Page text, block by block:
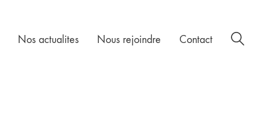
Nos actualites Nous rejoindre Contact